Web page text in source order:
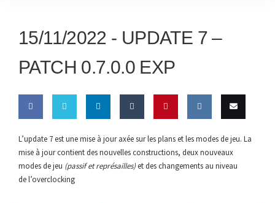
15/11/2022 - UPDATE 7 –
PATCH 0.7.0.0 EXP
on
Facebook
on
Twitter
on on on VK this
L’update 7 est une mise à jour axée sur les plans et les modes de jeu. La
mise à jour contient des nouvelles constructions, deux nouveaux
modes de jeu (passif et représailles)et des changements au niveau
de l’overclocking